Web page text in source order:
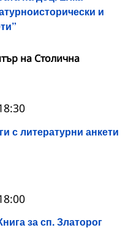
и
на Столична
с литературни анкети
за сп. Златорог